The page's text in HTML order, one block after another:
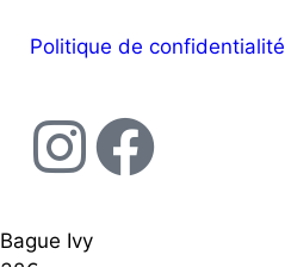
Politique de confidentialité
Bague Ivy